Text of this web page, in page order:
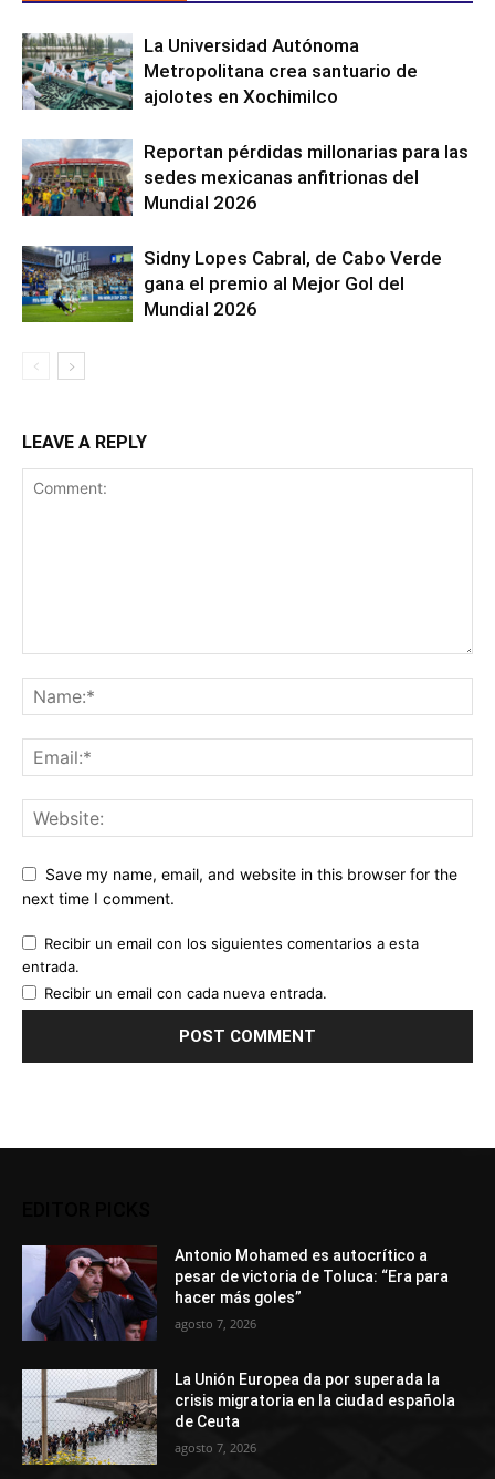
La Universidad Autónoma
Metropolitana crea santuario de
ajolotes en Xochimilco
Reportan pérdidas millonarias para las
sedes mexicanas anfitrionas del
Mundial 2026
Sidny Lopes Cabral, de Cabo Verde
gana el premio al Mejor Gol del
Mundial 2026
LEAVE A REPLY
Save my name, email, and website in this browser for the
next time I comment.
Recibir un email con los siguientes comentarios a esta
entrada.
Recibir un email con cada nueva entrada.
Antonio Mohamed es autocrítico a
pesar de victoria de Toluca: “Era para
hacer más goles”
agosto 7, 2026
La Unión Europea da por superada la
crisis migratoria en la ciudad española
de Ceuta
agosto 7, 2026